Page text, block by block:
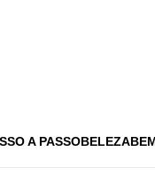
A PASSOBELEZA